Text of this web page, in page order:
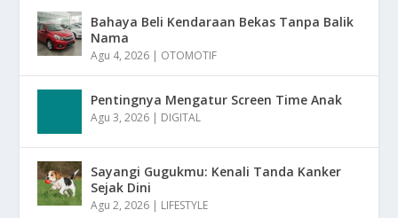
Bahaya Beli Kendaraan Bekas Tanpa Balik
Nama
Agu 4, 2026 | OTOMOTIF
Pentingnya Mengatur Screen Time Anak
Agu 3, 2026 | DIGITAL
Sayangi Gugukmu: Kenali Tanda Kanker
Sejak Dini
Agu 2, 2026 | LIFESTYLE